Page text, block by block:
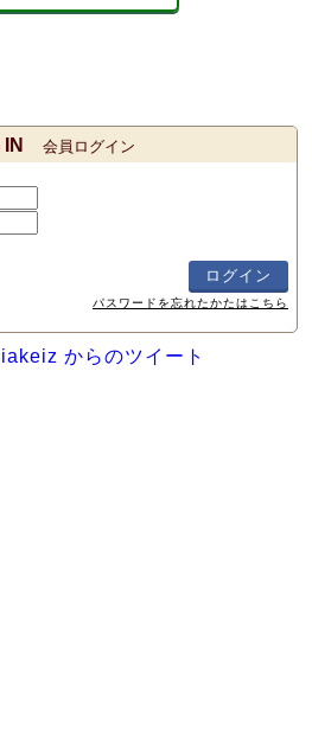
IN 会員ログイン
パスワードを忘れたかたはこちら
からのツイート